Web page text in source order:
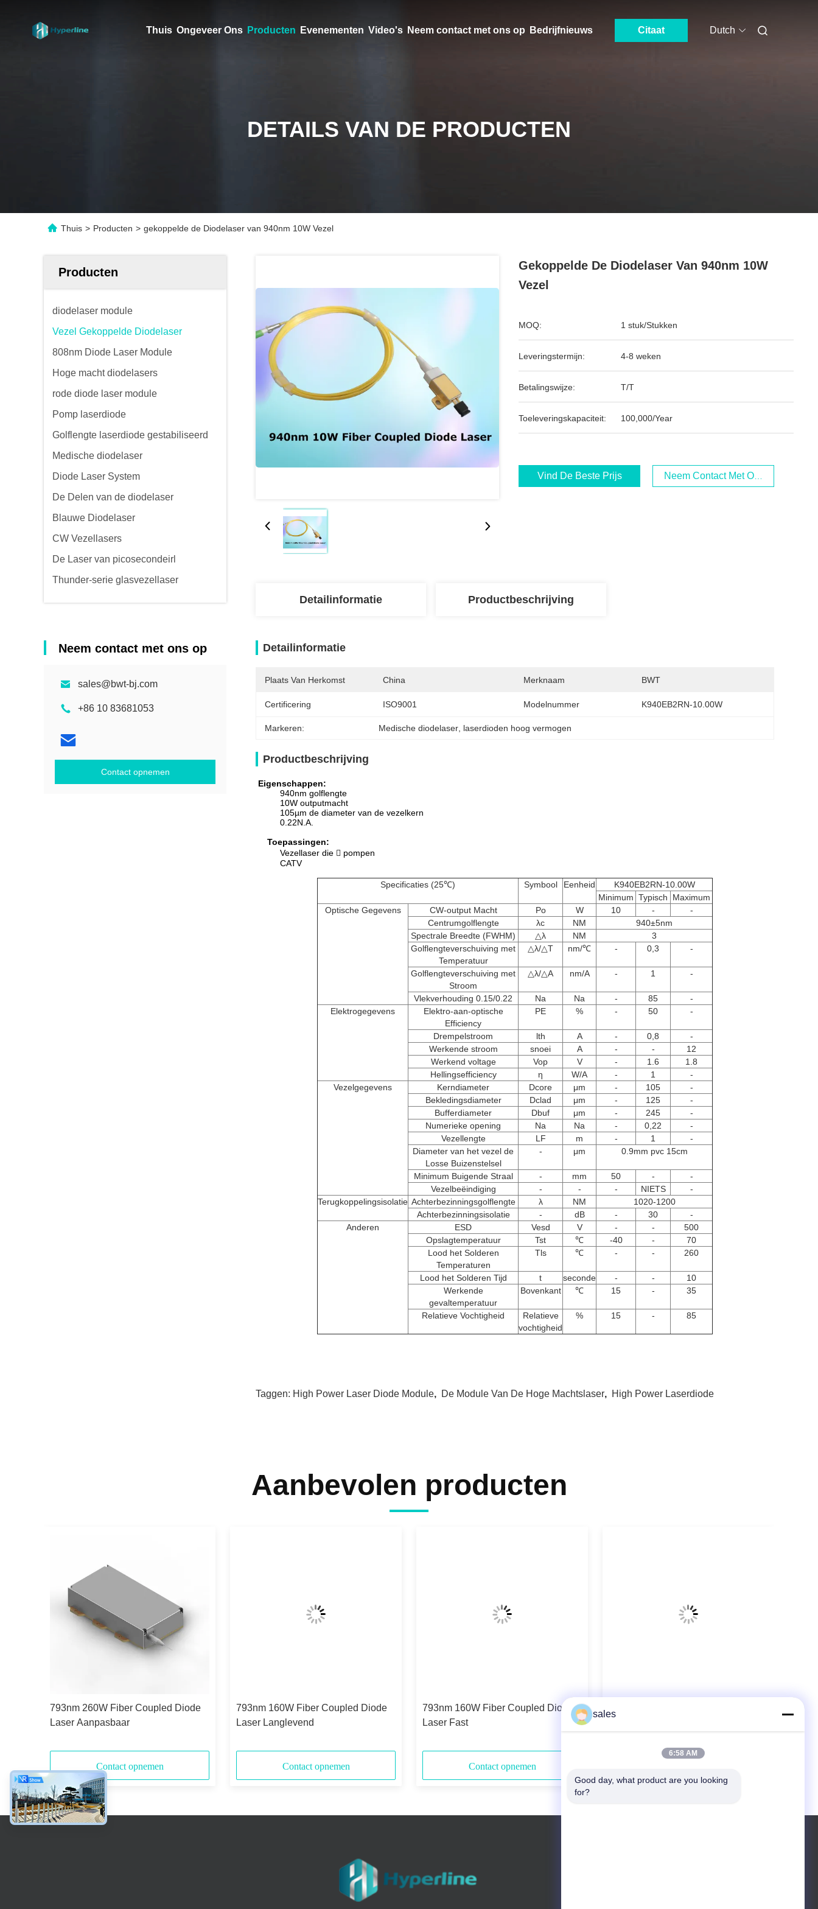
Thuis Ongeveer Ons Producten Evenementen Video's Neem contact met ons op Bedrijfnieuws Citaat Dutch
DETAILS VAN DE PRODUCTEN
Thuis > Producten > gekoppelde de Diodelaser van 940nm 10W Vezel
Producten
diodelaser module
Vezel Gekoppelde Diodelaser
808nm Diode Laser Module
Hoge macht diodelasers
rode diode laser module
Pomp laserdiode
Golflengte laserdiode gestabiliseerd
Medische diodelaser
Diode Laser System
De Delen van de diodelaser
Blauwe Diodelaser
CW Vezellasers
De Laser van picosecondeirl
Thunder-serie glasvezellaser
Neem contact met ons op
sales@bwt-bj.com
+86 10 83681053
Contact opnemen
Gekoppelde De Diodelaser Van 940nm 10W
Vezel
MOQ: 1 stuk/Stukken
Leveringstermijn: 4-8 weken
Betalingswijze: T/T
Toeleveringskapaciteit: 100,000/Year
Vind De Beste Prijs Neem Contact Met Ons Op
Detailinformatie Productbeschrijving
Detailinformatie
Plaats Van Herkomst China Merknaam BWT
Certificering ISO9001 Modelnummer K940EB2RN-10.00W
Markeren: Medische diodelaser laserdioden hoog vermogen
Productbeschrijving
Eigenschappen:
940nm golflengte
10W outputmacht
105µm de diameter van de vezelkern
0.22N.A.
Toepassingen:
Vezellaser die  pompen
CATV
Specificaties (25℃) Symbool Eenheid
K940EB2RN-10.00W
Minimum Typisch
Maximum
Optische Gegevens
CW-output Macht Po W 10 -
-
Centrumgolflengte
λc NM
940±5nm
Spectrale Breedte (FWHM)
△λ NM
3
Golflengteverschuiving met
Temperatuur
△λ/△T nm/℃ - 0,3 -
Golflengteverschuiving met
Stroom
△λ/△A nm/A - 1 -
Vlekverhouding 0.15/0.22 Na Na - 85
-
Elektrogegevens
Elektro-aan-optische
Efficiency
PE % - 50 -
Drempelstroom lth A - 0,8
-
Werkende stroom
snoei A - -
12
Werkend voltage
Vop V - 1.6
1.8
Hellingsefficiency
η W/A - 1
-
Vezelgegevens
Kerndiameter Dcore μm - 105
-
Bekledingsdiameter
Dclad μm - 125
-
Bufferdiameter
Dbuf μm - 245
-
Numerieke opening
Na Na - 0,22
-
Vezellengte
LF m - 1
-
Diameter van het vezel de
Losse Buizenstelsel
- μm 0.9mm pvc 15cm
Minimum Buigende Straal - mm 50 -
-
Vezelbeëindiging
- - - NIETS
-
Terugkoppelingsisolatie Achterbezinningsgolflengte λ NM
1020-1200
Achterbezinningsisolatie
- dB - 30
-
Anderen
ESD Vesd V - -
500
Opslagtemperatuur
Tst ℃ -40 -
70
Lood het Solderen
Temperaturen
Tls ℃ - - 260
Lood het Solderen Tijd t seconde - -
10
Werkende
gevaltemperatuur
Bovenkant ℃ 15 - 35
Relatieve Vochtigheid
Relatieve
vochtigheid
% 15 - 85
Taggen: High Power Laser Diode Module, De Module Van De Hoge Machtslaser, High Power Laserdiode
Aanbevolen producten
793nm 260W Fiber Coupled Diode
Laser Aanpasbaar
Contact opnemen
793nm 160W Fiber Coupled Diode
Laser Langlevend
Contact opnemen
793nm 160W Fiber Coupled Diode
Laser Fast
Contact opnemen
sales
6:58 AM
Good day, what product are you looking
for?